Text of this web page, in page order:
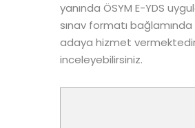
yanında ÖSYM E-YDS
sınav formatı
adaya hizmet
inceleyebilirsiniz.